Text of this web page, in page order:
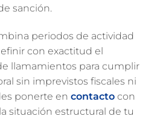
sanción.
periodos de actividad
con exactitud el
llamamientos para cumplir
sin imprevistos fiscales ni
ponerte en contacto con
situación estructural de tu